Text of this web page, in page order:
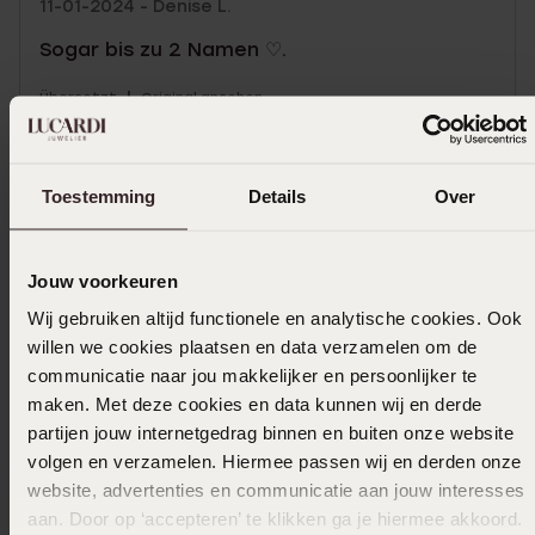
Toestemming Details Over
Jouw voorkeuren
Wij gebruiken altijd functionele en analytische cookies. Ook
willen we cookies plaatsen en data verzamelen om de
communicatie naar jou makkelijker en persoonlijker te
maken. Met deze cookies en data kunnen wij en derde
partijen jouw internetgedrag binnen en buiten onze website
volgen en verzamelen. Hiermee passen wij en derden onze
website, advertenties en communicatie aan jouw interesses
aan. Door op ‘accepteren’ te klikken ga je hiermee akkoord.
11-01-2024 - Denise L.
Sogar bis zu 2 Namen ♡.
Übersetzt | Original ansehen
Ich bin mit den Bedingungenfür
Sonderbestellungen einverstanden
In den Warenkorb legen
Das könnte dir gefallen